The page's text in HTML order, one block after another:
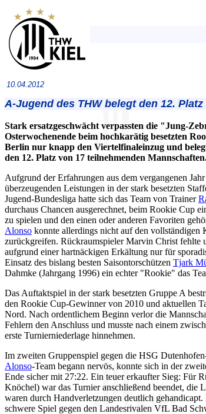
10.04.2012
A-Jugend des THW belegt den 12.
Stark ersatzgeschwächt verpassten die "Jung-
Osterwochenende beim hochkarätig besetzten
Berlin nur knapp den Viertelfinaleinzug und
den 12. Platz von 17 teilnehmenden
Aufgrund der Erfahrungen aus dem vergangenen
überzeugenden Leistungen in der stark besetzten
Jugend-Bundesliga hatte sich das Team von Trainer
durchaus Chancen ausgerechnet, beim Rookie Cup
zu spielen und den einen oder anderen Favoriten
Alonso konnte allerdings nicht auf den vollständigen
zurückgreifen. Rückraumspieler Marvin Christ fehlte
aufgrund einer hartnäckigen Erkältung nur für
Einsatz des bislang besten Saisontorschützen Tjark
Dahmke (Jahrgang 1996) ein echter "Rookie" das
Das Auftaktspiel in der stark besetzten Gruppe A
den Rookie Cup-Gewinner von 2010 und aktuellen
Nord. Nach ordentlichem Beginn verlor die
Fehlern den Anschluss und musste nach einem
erste Turnierniederlage hinnehmen.
Im zweiten Gruppenspiel gegen die HSG
Alonso-Team begann nervös, konnte sich in der
Ende sicher mit 27:22. Ein teuer erkaufter Sieg: Für
Knöchel) war das Turnier anschließend beendet, die
waren durch Handverletzungen deutlich
schwere Spiel gegen den Landesrivalen VfL Bad